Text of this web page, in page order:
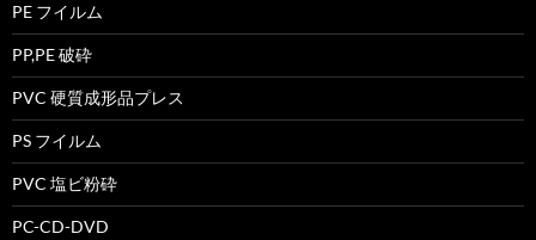
PE フイルム
PP,PE 破砕
PVC 硬質成形品プレス
PS フイルム
PVC 塩ビ粉砕
PC-CD-DVD